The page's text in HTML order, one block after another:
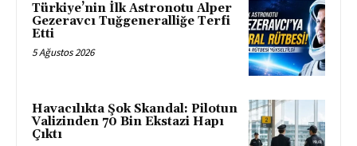
Türkiye’nin İlk Astronotu Alper
Gezeravcı Tuğgeneralliğe Terfi
Etti
5 Ağustos 2026
Havacılıkta Şok Skandal: Pilotun
Valizinden 70 Bin Ekstazi Hapı
Çıktı